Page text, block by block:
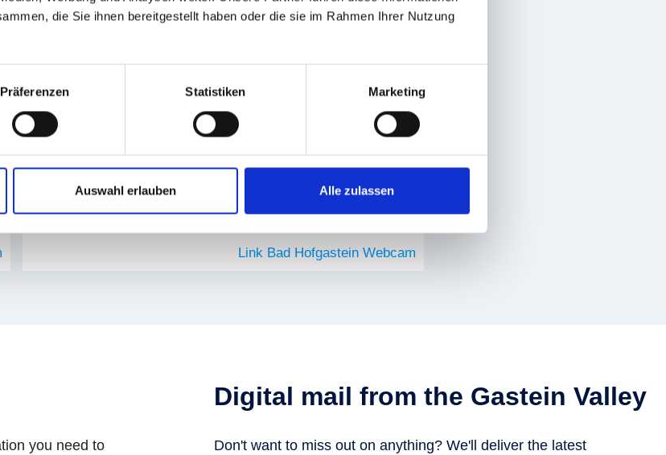
die Sie ihnen bereitgestellt haben oder die sie im Rahmen Ihrer Nutzung
Präferenzen Statistiken Marketing
Auswahl erlauben Alle zulassen
Link Bad Hofgastein Webcam
you need to
Digital mail from the Gastein Valley
Don't want to miss out on anything? We'll deliver the latest